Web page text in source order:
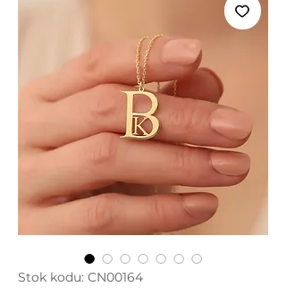
Stok kodu: CN00164